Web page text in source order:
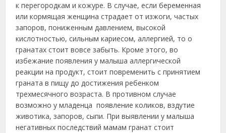
к перегородкам и кожуре. В случае, если беременная
или кормящая женщина страдает от изжоги, частых
запоров, пониженным давлением, высокой
кислотностью, сильным кариесом, аллергией, то о
гранатах стоит вовсе забыть. Кроме этого, во
избежание появления у малыша аллергической
реакции на продукт, стоит повременить с принятием
граната в пищу до достижения ребенком
трехмесячного возраста. В противном случае
возможно у младенца появление коликов, вздутие
животика, запоров, сыпи. При выявлении у малыша
негативных последствий мамам гранат стоит